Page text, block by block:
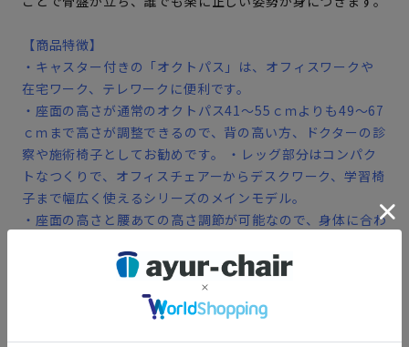
【商品特徴】
・キャスター付きの「オクトパス」は、オフィスワークや
在宅ワーク、テレワークに便利です。
・座面の高さが通常のオクトパス41～55ｃｍよりも49～67
ｃｍまで高さが調整できるので、背の高い方、ドクターの診
察や施術椅子としてお勧めです。 ・レッグ部分はコンパク
トなつくりで、オフィスチェアーからデスクワーク、学習椅
子まで幅広く使えるシリーズのメインモデル。
・座面の高さと腰あての高さ調節が可能なので、身体に合わ
・座面のカラーはブラック。
・キャスターは床にキズが付きにくいウレタン素材を使用